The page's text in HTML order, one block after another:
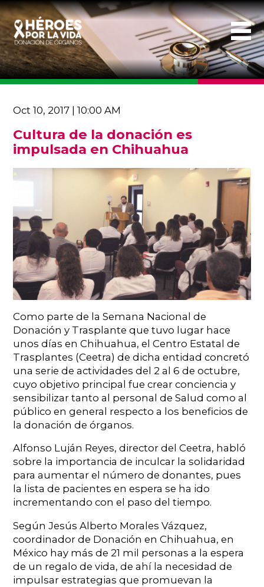
Oct 10, 2017 | 10:00 AM
Cultura de la donación es
impulsada en Chihuahua
Como parte de la Semana Nacional de
Donación y Trasplante que tuvo lugar hace
unos días en Chihuahua, el Centro Estatal de
Trasplantes (Ceetra) de dicha entidad concretó
una serie de actividades del 2 al 6 de octubre,
cuyo objetivo principal fue crear conciencia y
sensibilizar tanto al personal de Salud como al
público en general respecto a los beneficios de
la donación de órganos.
Alfonso Luján Reyes, director del Ceetra, habló
sobre la importancia de inculcar la solidaridad
para aumentar el número de donantes, pues
la lista de pacientes en espera se ha ido
incrementando con el paso del tiempo.
Según Jesús Alberto Morales Vázquez,
coordinador de Donación en Chihuahua, en
México hay más de 21 mil personas a la espera
de un regalo de vida, de ahí la necesidad de
impulsar estrategias que promuevan la